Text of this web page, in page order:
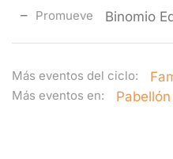
Promueve Binomio
Más eventos del ciclo:
Más eventos en: